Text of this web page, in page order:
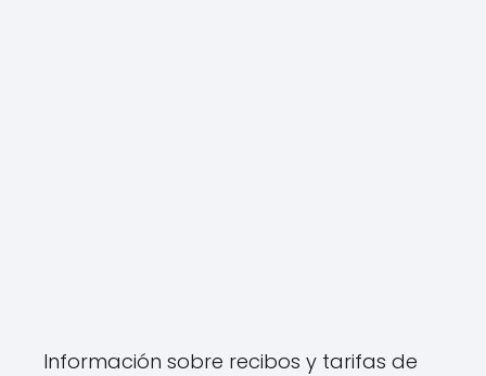
Información sobre recibos y tarifas de